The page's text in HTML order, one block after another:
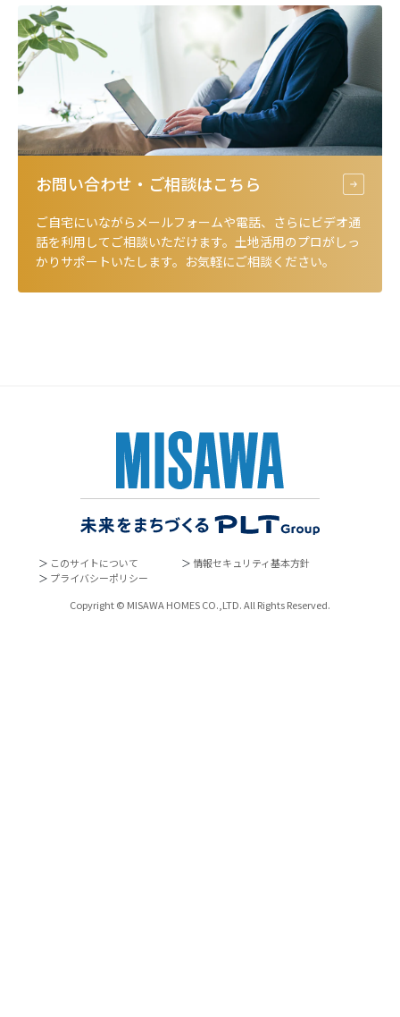
お問い合わせ・ご相談はこちら
ご自宅にいながらメールフォームや電話、さらにビデオ通
話を利用してご相談いただけます。土地活用のプロがしっ
かりサポートいたします。お気軽にご相談ください。
＞ このサイトについて ＞ 情報セキュリティ基本方針
＞ プライバシーポリシー
Copyright © MISAWA HOMES CO.,LTD. All Rights Reserved.